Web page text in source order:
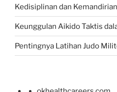
Kedisiplinan dan
Keunggulan Aikido Taktis
Pentingnya Latihan Judo